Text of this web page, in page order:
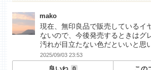
mako
現在、無印良品で販売しているイ
ないので、今後発売するときはグ
汚れが目立たない色だといいと思
2025/09/03 23:53